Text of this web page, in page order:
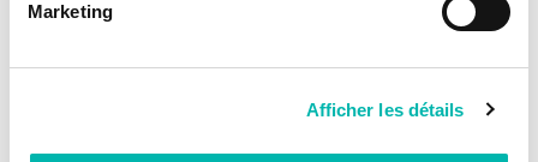
Marketing
Afficher les détails